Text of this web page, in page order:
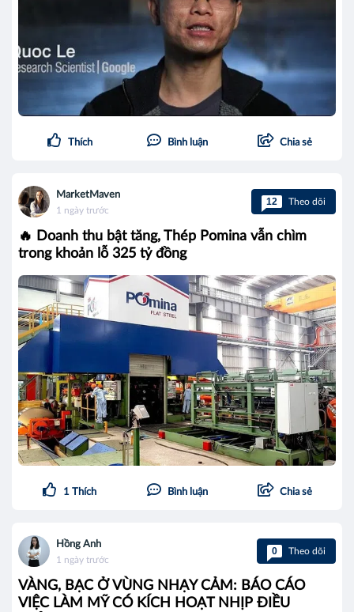
Thích Bình luận Chia sẻ
MarketMaven
1 ngày trước
12 Theo dõi
🔥 Doanh thu bật tăng, Thép Pomina vẫn chìm
trong khoản lỗ 325 tỷ đồng
1 Thích Bình luận Chia sẻ
Hồng Anh
1 ngày trước
0 Theo dõi
VÀNG, BẠC Ở VÙNG NHẠY CẢM: BÁO CÁO
VIỆC LÀM MỸ CÓ KÍCH HOẠT NHỊP ĐIỀU